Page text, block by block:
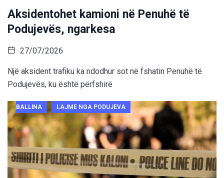
Aksidentohet kamioni në Penuhë të
Podujevës, ngarkesa
27/07/2026
Një aksident trafiku ka ndodhur sot në fshatin Penuhë të
Podujevës, ku është përfshirë
BALLINA LAJME NGA PODUJEVA